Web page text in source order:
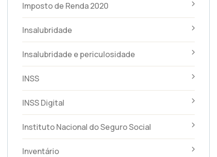
Imposto de Renda 2020
Insalubridade
Insalubridade e periculosidade
INSS
INSS Digital
Instituto Nacional do Seguro Social
Inventário